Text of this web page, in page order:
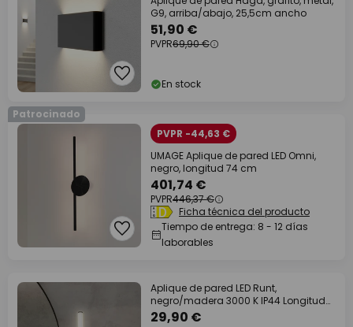
G9, arriba/abajo, 25,5cm ancho
51,90 €
PVPR69,90 €
En stock
Patrocinado
PVPR -44,63 €
UMAGE Aplique de pared LED Omni,
negro, longitud 74 cm
401,74 €
PVPR446,37 €
Ficha técnica del producto
Tiempo de entrega: 8 - 12 días
laborables
Aplique de pared LED Runt,
negro/madera 3000 K IP44 Longitud
40 cm
29,90 €